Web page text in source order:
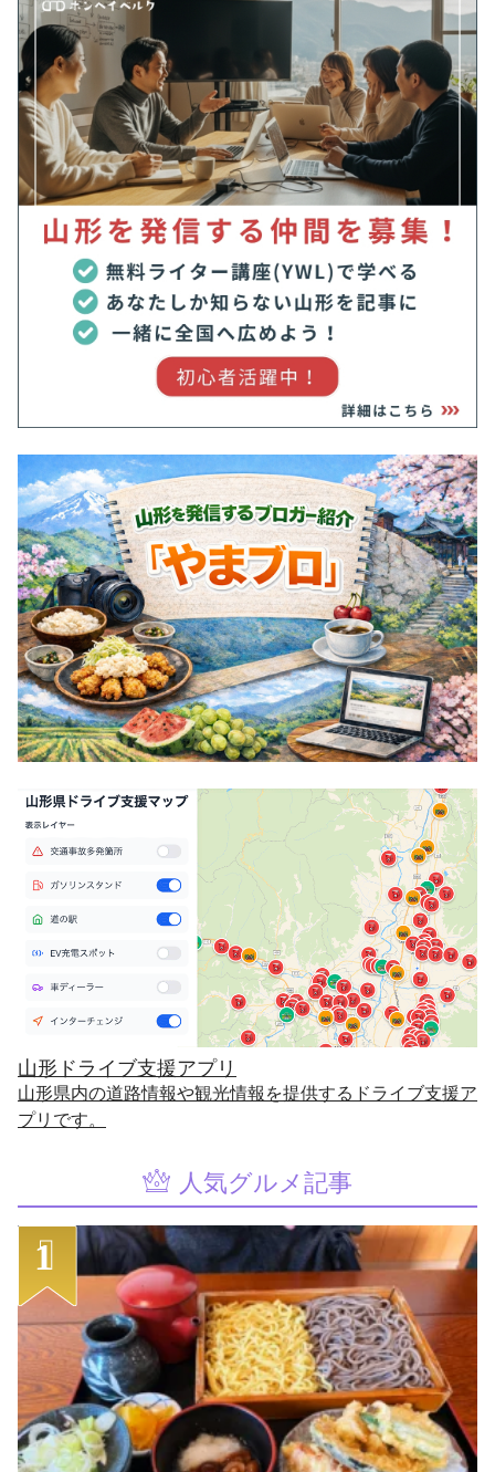
山形ドライブ支援アプリ
山形県内の道路情報や観光情報を提供するドライブ支援ア
プリです。
人気グルメ記事